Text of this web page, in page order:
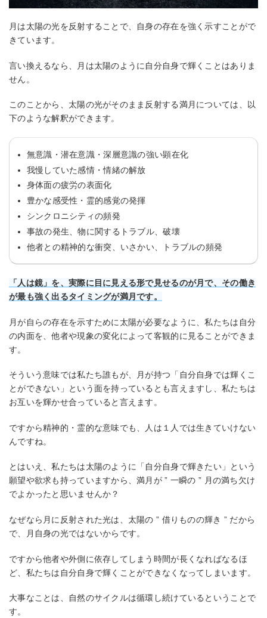
月は太陽の光を反射することで、自身の存在を強く示すことがで
きています。
言い換えるなら、月は太陽のように自分自身で輝くことはありま
せん。
このことから、太陽の光がそのまま反射する満月については、以
下のような解釈ができます。
無意識・潜在意識・深層意識の強い顕在化
我慢していた感情・情緒の解放
身体面の疲労の表面化
豊かな感受性・霊的感覚の発揮
シンクロニシティの頻発
事故の発生、物に関するトラブル、破壊
他者との精神的な衝突、いさかい、トラブルの頻発
「人は鏡」を、実際に目に見える形で見せるのが月で、その働き
が最も強く出るタイミングが満月です。
月が自らの存在を示すために太陽が必要なように、私たちは自分
の内面を、他者や現象の変化によって客観的に見ることができま
す。
そういう意味では私たち誰もが、月が持つ「自分自身では輝くこ
とができない」という面を持っているとも言えますし、私たちは
お互いを輝かせ合っていると言えます。
ですから精神的・霊的な意味でも、人は１人では生きていけない
んですね。
とはいえ、私たちは太陽のように「自分自身で輝きたい」という
願望や欲求も持っていますから、満月が ” 一瞬の ” 月の満ち欠け
でよかったと思いませんか？
なぜなら月に反射された光は、太陽の ” 借りものの輝き ” だから
で、月自身の光ではないからです。
ですから他者や外側に依存してしまう時間が長くなればなるほ
ど、私たちは自分自身で輝くことができなくなってしまいます。
大事なことは、自然のサイクルは循環し続けているということで
す。